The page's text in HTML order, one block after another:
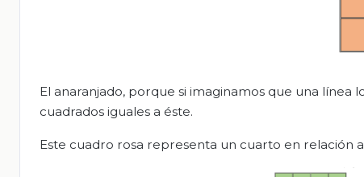
El anaranjado, porque si imaginamos que una
cuadrados iguales a éste.
Este cuadro rosa representa un cuarto en relación